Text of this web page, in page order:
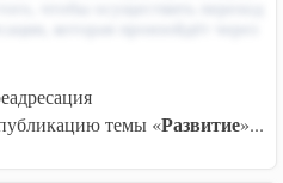
темы «Развитие»...